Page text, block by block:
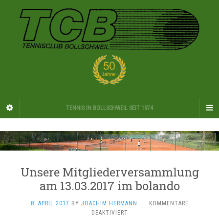
TENNIS IN BOLLSCHWEIL SEIT 1974
Unsere Mitgliederversammlung
am 13.03.2017 im bolando
8. APRIL 2017 BY JOACHIM HERMANN ·
KOMMENTARE
DEAKTIVIERT